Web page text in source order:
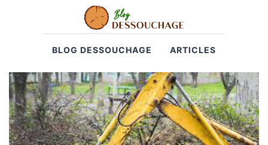
BLOG DESSOUCHAGE ARTICLES